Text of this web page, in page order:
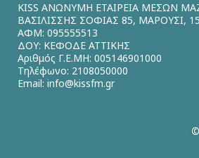
KISS ΑΝΩΝΥΜΗ ΕΤΑΙΡΕΙΑ ΜΕΣΩΝ
ΒΑΣΙΛΙΣΣΗΣ ΣΟΦΙΑΣ 85, ΜΑΡΟΥΣΙ,
ΑΦΜ: 095555513
ΔΟΥ: ΚΕΦΟΔΕ ΑΤΤΙΚΗΣ
Αριθμός Γ.Ε.ΜΗ: 005146901000
Τηλέφωνο: 2108050000
Email: info@kissfm.gr